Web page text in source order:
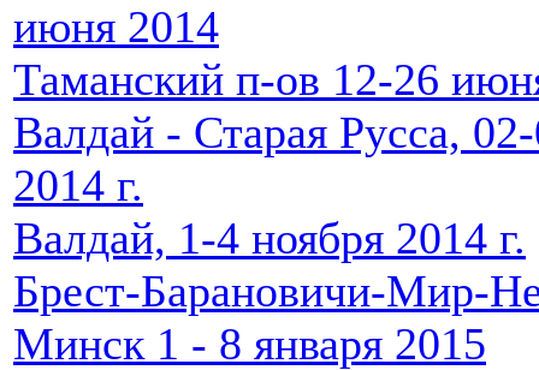
июня 2014
Таманский п-ов 12-26
Валдай - Старая Русса, 02-
2014 г.
Валдай, 1-4 ноября 2014 г.
Брест-Барановичи-Мир-
Минск 1 - 8 января 2015